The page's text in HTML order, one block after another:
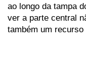
ao longo da tampa
ver a parte central
também um recurso